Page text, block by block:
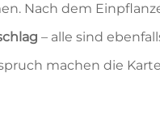
Nach dem
– alle sind
machen die